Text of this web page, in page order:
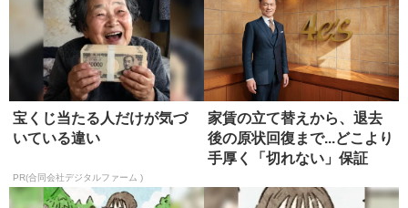
宝くじ当たる人だけが気づ
いている違い
PR(合同会社デジタルファーム )
家賃の立て替えから、退去
後の原状回復まで...どこより
手厚く「切れない」保証